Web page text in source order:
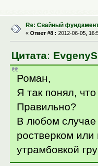
Re: Свайный
« Ответ #8 : 2012-06-05,
Цитата:
Роман,
Я так понял,
Правильно?
В любом случае
ростверком
утрамбовкой